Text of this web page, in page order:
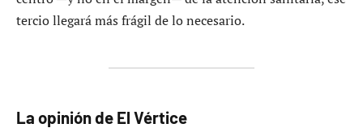
tercio llegará más frágil de lo necesario.
La opinión de El Vértice